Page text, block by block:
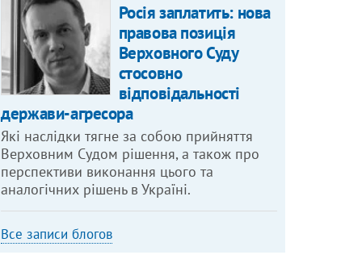
Росія заплатить: нова
правова позиція
Верховного Суду
стосовно
відповідальності
держави-агресора
Які наслідки тягне за собою прийняття
Верховним Судом рішення, а також про
перспективи виконання цього та
аналогічних рішень в Україні.
Все записи блогов